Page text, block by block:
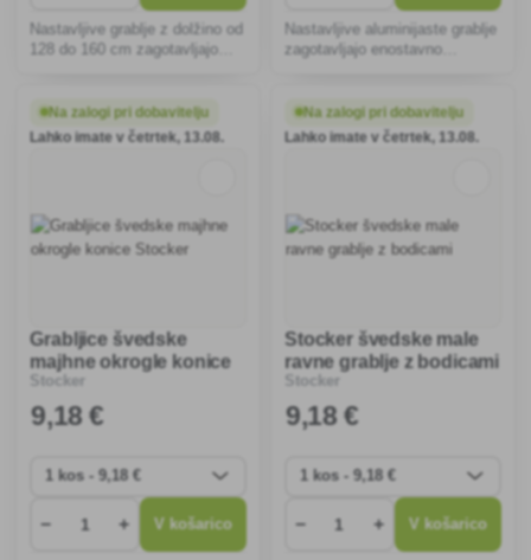
Nastavljive grablje z dolžino od
128 do 160 cm zagotavljajo
kakovostni materiali
zagotavljajo učinkovito
Nastavljive aluminijaste grablje
zagotavljajo enostavno
pobiranje listja in trave, saj se
prilagajajo različnim potrebam
Na zalogi pri dobavitelju
Lahko imate v četrtek, 13.08.
Grabljice švedske
majhne okrogle konice
Stocker
Stocker
9,18 €
− + V košarico
Na zalogi pri dobavitelju
Lahko imate v četrtek, 13.08.
Stocker švedske male
ravne grablje z bodicami
Stocker
9,18 €
− + V košarico